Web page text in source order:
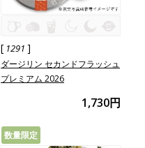
[ 1291 ]
ダージリン セカンドフラッシュ
プレミアム 2026
1,730円
数量限定